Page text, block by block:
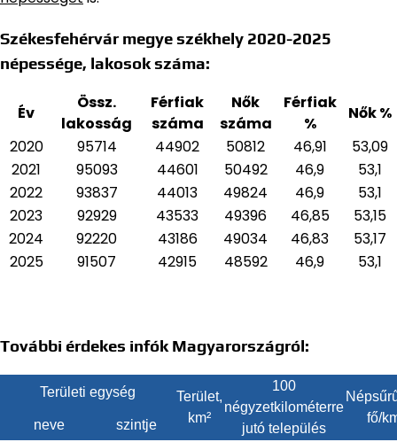
Székesfehérvár megye székhely 2020-2025
népessége, lakosok száma:
Év
Össz.
lakosság
Férfiak
száma
Nők
száma
Férfiak
%
Nők %
2020
95714 44902 50812 46,91
53,09
2021
95093 44601 50492 46,9
53,1
2022
93837 44013 49824 46,9
53,1
2023
92929 43533 49396 46,85
53,15
2024
92220 43186 49034 46,83
53,17
2025
91507 42915 48592 46,9 53,1
További érdekes infók Magyarországról:
Területi egység
Terület,
km²
100
négyzetkilométerre
jutó település
fő/
neve szintje